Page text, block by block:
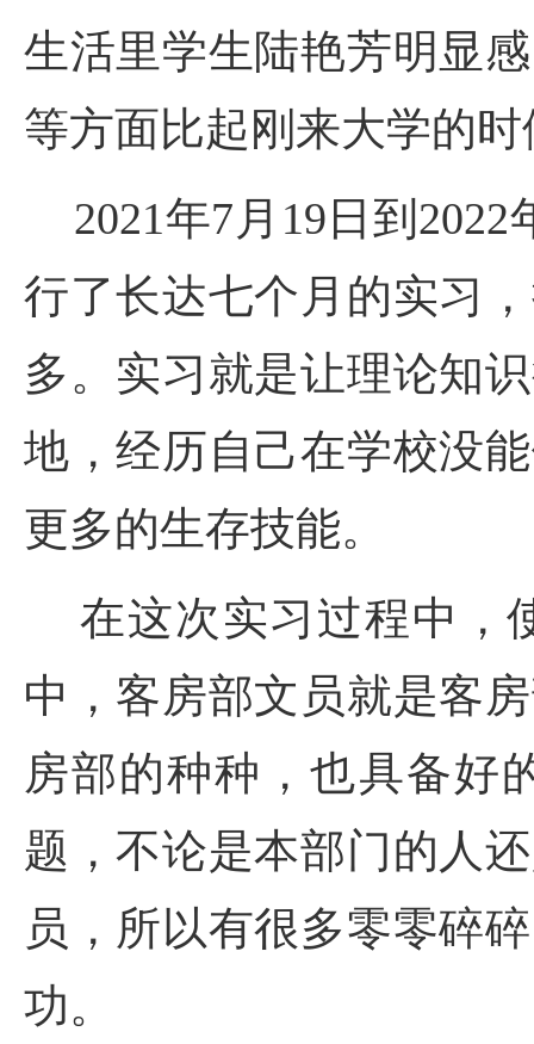
生活里学生陆艳芳明显
等方面比起刚来大学的
2021年7月19日到2022
行了长达七个月的实习
多。实习就是让理论知
地，经历自己在学校没
更多的生存技能。
在这次实习过程中，
中，客房部文员就是客
房部的种种，也具备好
题，不论是本部门的人
员，所以有很多零零碎
功。